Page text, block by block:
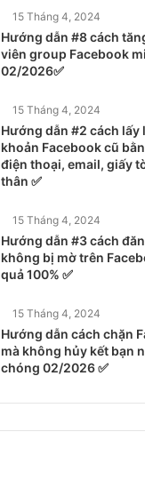
15 Tháng 4, 2024
Hướng dẫn #8 cách
viên group Facebook
02/2026✅
15 Tháng 4, 2024
Hướng dẫn #2 cách lấy
khoản Facebook cũ
điện thoại, email, giấy
thân ✅
15 Tháng 4, 2024
Hướng dẫn #3 cách
không bị mờ trên
quả 100% ✅
15 Tháng 4, 2024
Hướng dẫn cách chặn
mà không hủy kết bạn
chóng 02/2026 ✅